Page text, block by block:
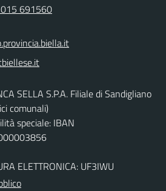
691560
SELLA S.P.A. Filiale di Sandigliano
comunali)
speciale: IBAN
ELETTRONICA: UF3IWU